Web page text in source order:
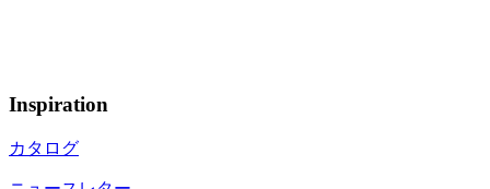
Inspiration
カタログ